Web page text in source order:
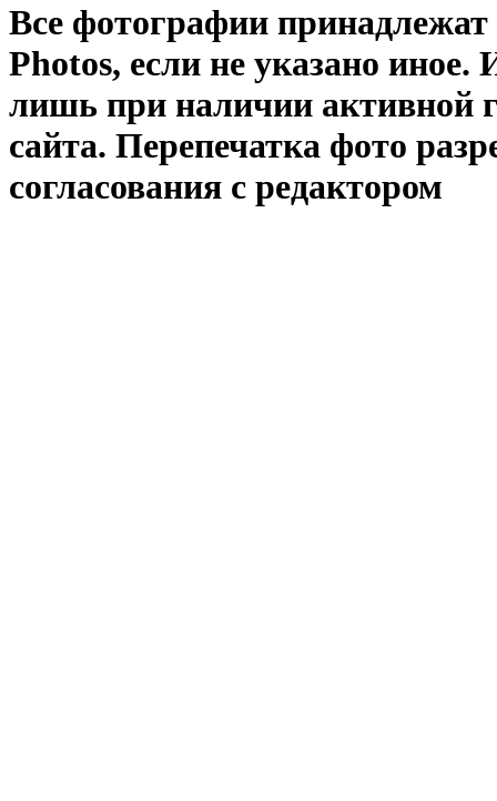
Все фотографии
Photos, если не указано иное.
лишь при наличии активной
сайта. Перепечатка фото
согласования с редактором